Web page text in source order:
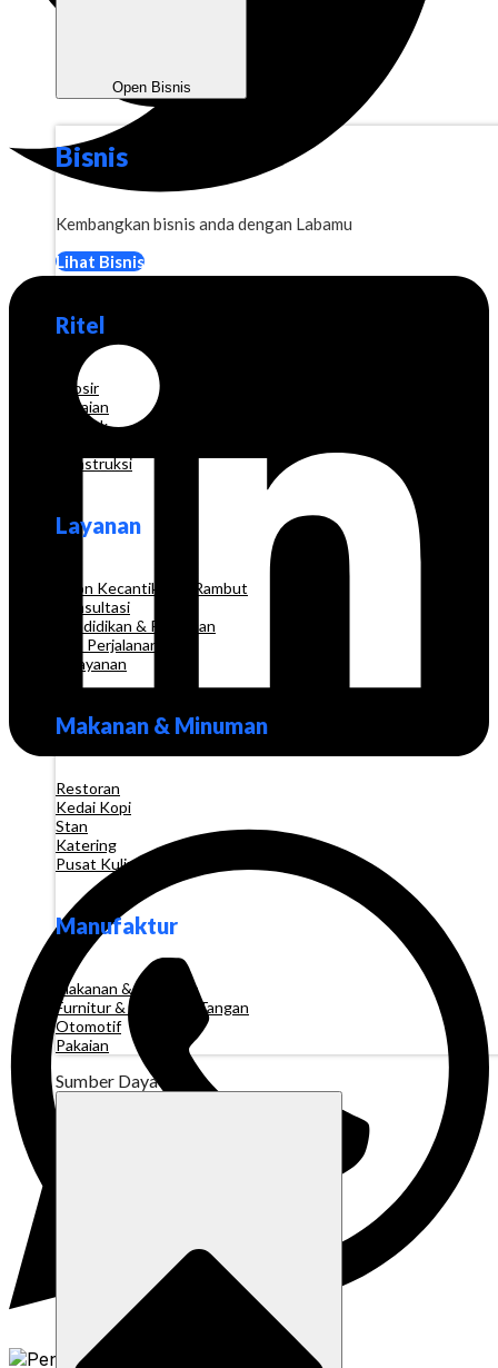
Open Bisnis
Bisnis
Kembangkan bisnis anda dengan Labamu
Lihat Bisnis
Ritel
Grosir
Pakaian
Apotek
Konstruksi
Layanan
Salon Kecantikan & Rambut
Konsultasi
Pendidikan & Pelatihan
Biro Perjalanan
Pelayanan
Makanan & Minuman
Restoran
Kedai Kopi
Stan
Katering
Pusat Kuliner
Manufaktur
Makanan & Minuman
Furnitur & Kerajinan Tangan
Otomotif
Pakaian
Sumber Daya